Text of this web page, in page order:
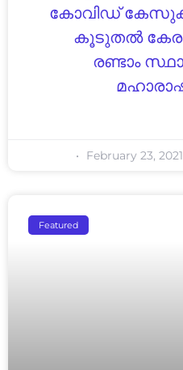
കോവിഡ്
കൂടുതൽ
രണ്ടാം
February 23, 2021
Featured